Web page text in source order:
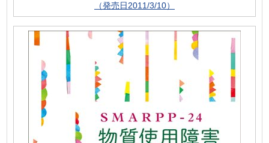
（発売日2011/3/10）